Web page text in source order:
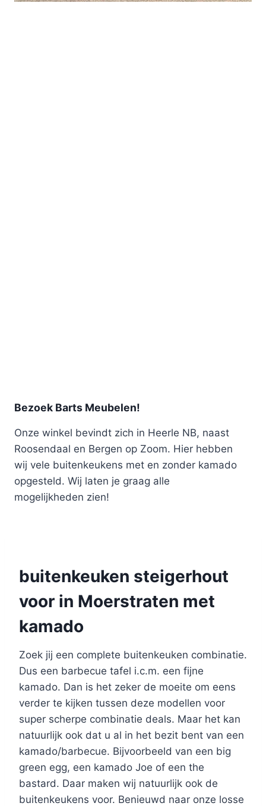
Bezoek Barts Meubelen!
Onze winkel bevindt zich in Heerle NB, naast
Roosendaal en Bergen op Zoom. Hier hebben
wij vele buitenkeukens met en zonder kamado
opgesteld. Wij laten je graag alle
mogelijkheden zien!
buitenkeuken steigerhout
voor in Moerstraten met
kamado
Zoek jij een complete buitenkeuken combinatie.
Dus een barbecue tafel i.c.m. een fijne
kamado. Dan is het zeker de moeite om eens
verder te kijken tussen deze modellen voor
super scherpe combinatie deals. Maar het kan
natuurlijk ook dat u al in het bezit bent van een
kamado/barbecue. Bijvoorbeeld van een big
green egg, een kamado Joe of een the
bastard. Daar maken wij natuurlijk ook de
buitenkeukens voor. Benieuwd naar onze losse